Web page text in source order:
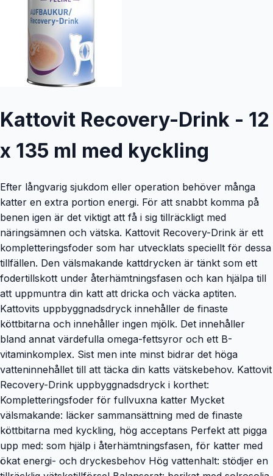
Kattovit Recovery-Drink - 12
x 135 ml med kyckling
Efter långvarig sjukdom eller operation behöver många
katter en extra portion energi. För att snabbt komma på
benen igen är det viktigt att få i sig tillräckligt med
näringsämnen och vätska. Kattovit Recovery-Drink är ett
kompletteringsfoder som har utvecklats speciellt för dessa
tillfällen. Den välsmakande kattdrycken är tänkt som ett
fodertillskott under återhämtningsfasen och kan hjälpa till
att uppmuntra din katt att dricka och väcka aptiten.
Kattovits uppbyggnadsdryck innehåller de finaste
köttbitarna och innehåller ingen mjölk. Det innehåller
bland annat värdefulla omega-fettsyror och ett B-
vitaminkomplex. Sist men inte minst bidrar det höga
vatteninnehållet till att täcka din katts vätskebehov. Kattovit
Recovery-Drink uppbyggnadsdryck i korthet:
Kompletteringsfoder för fullvuxna katter Mycket
välsmakande: läcker sammansättning med de finaste
köttbitarna med kyckling, hög acceptans Perfekt att pigga
upp med: som hjälp i återhämtningsfasen, för katter med
ökat energi- och dryckesbehov Hög vattenhalt: stödjer en